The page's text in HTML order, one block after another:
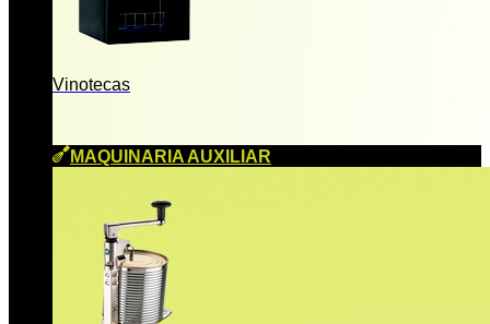
Vinotecas
MAQUINARIA AUXILIAR